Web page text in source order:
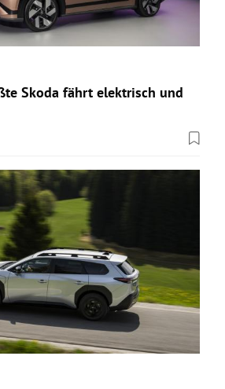
Skoda fährt elektrisch und